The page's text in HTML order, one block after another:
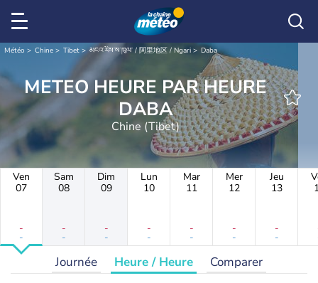
Météo Chine Tibet མངའ་རིས་ས་ཁུལ་ / 阿里地区 / Ngari Daba
METEO HEURE PAR HEURE
DABA
Chine (Tibet)
Ven
07
-
-
Sam
08
-
-
Dim
09
-
-
Lun
10
-
-
Mar
11
-
-
Mer
12
-
-
Jeu
13
-
-
Journée Heure / Heure Comparer